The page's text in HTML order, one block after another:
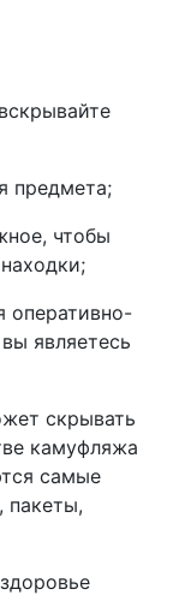
предмета;
чтобы
оперативно-
являетесь
скрывать
камуфляжа
самые